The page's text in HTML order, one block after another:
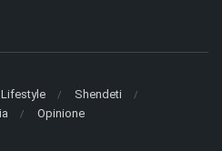
Lifestyle
Shendeti
Opinione